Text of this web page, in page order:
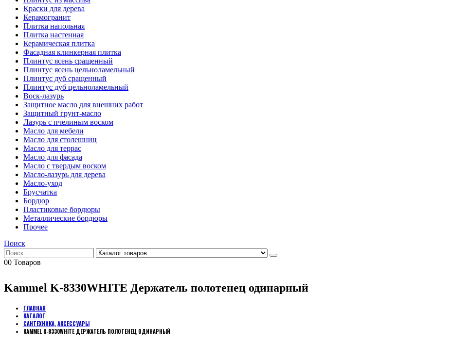
Краски для дерева
Керамогранит
Плитка напольная
Плитка настенная
Керамическая плитка
Фасадная клинкерная плитка
Плинтус ясень сращенный
Плинтус ясень цельноламельный
Плинтус дуб сращенный
Плинтус дуб цельноламельный
Воск-лазурь
Защитное масло для внешних работ
Защитный грунт-масло
Лазурь с пчелиным воском
Масло для мебели
Масло для столешниц
Масло для террас
Масло для фасада
Масло с твердым воском
Масло-лазурь для дерева
Масло-уход
Брусчатка
Бордюр
Пластиковые бордюры
Металлические бордюры
Прочее
Поиск
00 Товаров
Kammel K-8330WHITE Держатель полотенец одинарный
ГЛАВНАЯ
КАТАЛОГ
САНТЕХНИКА,АКСЕССУАРЫ
KAMMEL K-8330WHITE ДЕРЖАТЕЛЬ ПОЛОТЕНЕЦ ОДИНАРНЫЙ